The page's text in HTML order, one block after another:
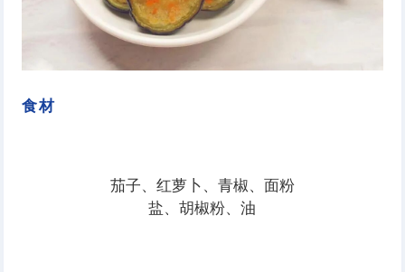
食材
茄子、红萝卜、青椒、面粉
盐、胡椒粉、油